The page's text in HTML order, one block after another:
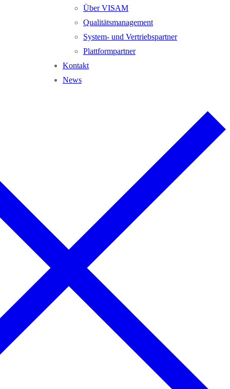
Über VISAM
Qualitätsmanagement
System- und Vertriebspartner
Plattformpartner
Kontakt
News